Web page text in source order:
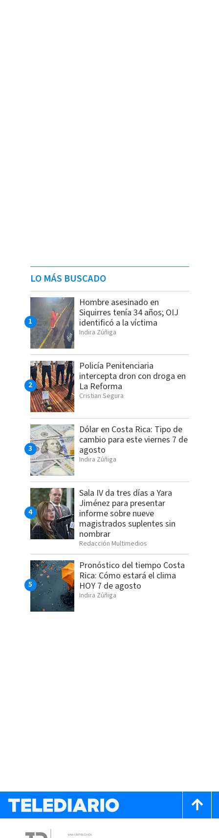
LO MÁS BUSCADO
Hombre asesinado en
Siquirres tenía 34 años; OIJ
identificó a la víctima
Indira Zúñiga
Policía Penitenciaria
intercepta dron con droga en
La Reforma
Cristian Segura
Dólar en Costa Rica: Tipo de
cambio para este viernes 7 de
agosto
Indira Zúñiga
Sala IV da tres días a Yara
Jiménez para presentar
informe sobre nueve
magistrados suplentes sin
nombrar
Redacción Multimedios
Pronóstico del tiempo Costa
Rica: Cómo estará el clima
HOY 7 de agosto
Indira Zúñiga